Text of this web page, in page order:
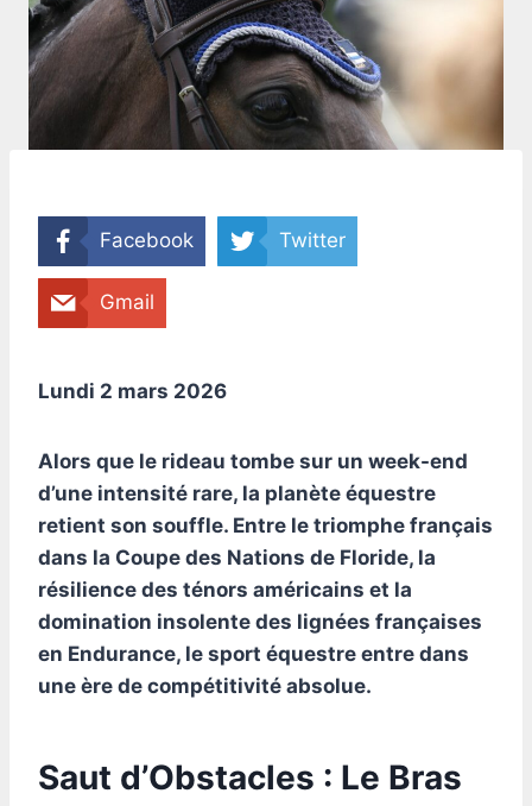
Facebook Twitter
Gmail
Lundi 2 mars 2026
Alors que le rideau tombe sur un week-end
d’une intensité rare, la planète équestre
retient son souffle. Entre le triomphe français
dans la Coupe des Nations de Floride, la
résilience des ténors américains et la
domination insolente des lignées françaises
en Endurance, le sport équestre entre dans
une ère de compétitivité absolue.
Saut d’Obstacles : Le Bras